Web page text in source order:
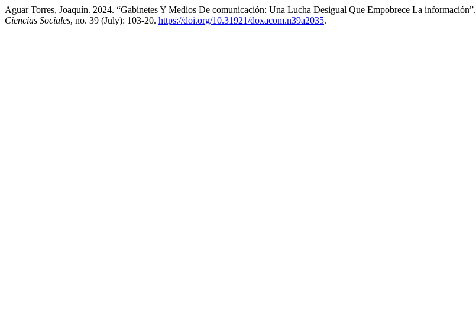
Aguar Torres, Joaquín. 2024. “Gabinetes Y Medios De comunicación: Una Lucha Desigual Que Empobrece La información”.
Ciencias Sociales, no. 39 (July): 103-20. https://doi.org/10.31921/doxacom.n39a2035.